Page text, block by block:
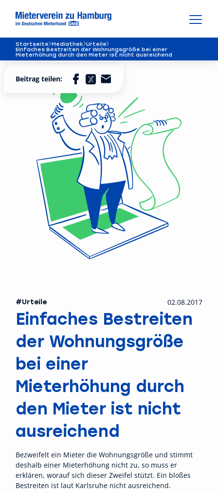
Startseite Mediathek Urteile
Einfaches Bestreiten der Wohnungsgröße bei einer
Mieterhöhung durch den Mieter ist nicht ausreichend
#Urteile 02.08.2017
Einfaches Bestreiten
der Wohnungsgröße
bei einer
Mieterhöhung durch
den Mieter ist nicht
ausreichend
Bezweifelt ein Mieter die Wohnungsgröße und stimmt
deshalb einer Mieterhöhung nicht zu, so muss er
erklären, worauf sich dieser Zweifel stützt. Ein bloßes
Bestreiten ist laut Karlsruhe nicht ausreichend.
Beitrag teilen: